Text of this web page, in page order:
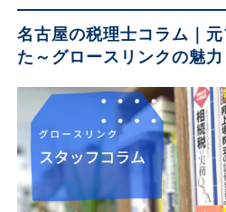
名古屋の税理士コラム｜
た～グロースリンクの魅力